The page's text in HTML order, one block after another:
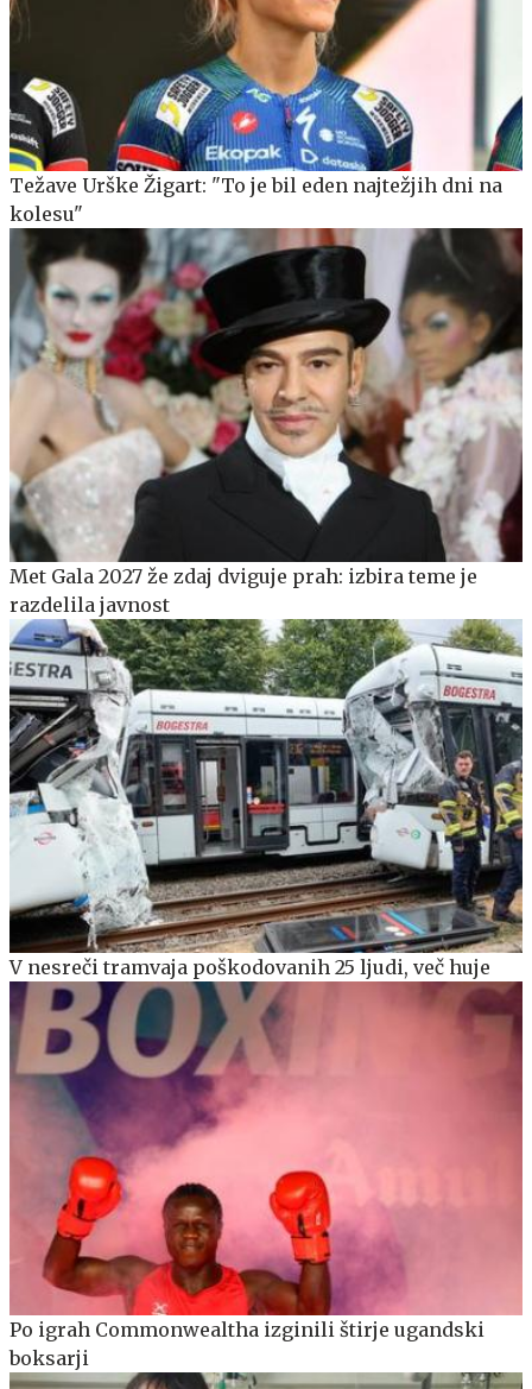
Težave Urške Žigart: "To je bil eden najtežjih dni na
kolesu"
Met Gala 2027 že zdaj dviguje prah: izbira teme je
razdelila javnost
V nesreči tramvaja poškodovanih 25 ljudi, več huje
Po igrah Commonwealtha izginili štirje ugandski
boksarji